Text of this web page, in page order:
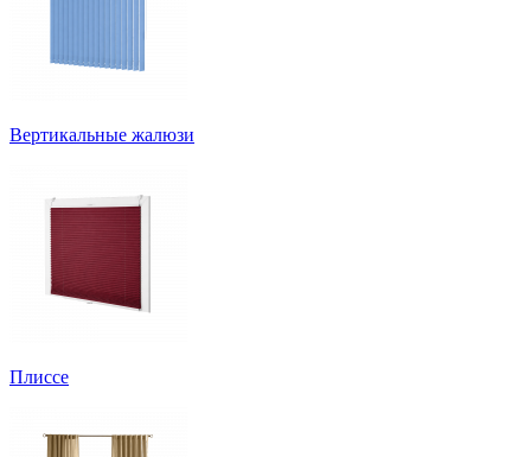
Вертикальные жалюзи
Плиссе